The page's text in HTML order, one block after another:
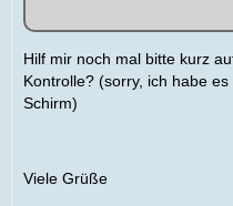
Hilf mir noch mal bitte kurz
Kontrolle? (sorry, ich habe
Schirm)
Viele Grüße